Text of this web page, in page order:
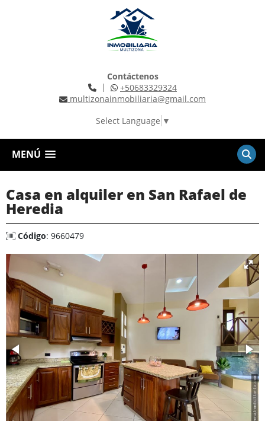
Contáctenos
|
+50683329324
multizonainmobiliaria@gmail.com
Select Language ▼
MENÚ
Casa en alquiler en San Rafael de
Heredia
Código: 9660479